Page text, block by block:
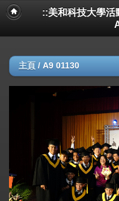
::美和科技大學
主頁 / A9 01130